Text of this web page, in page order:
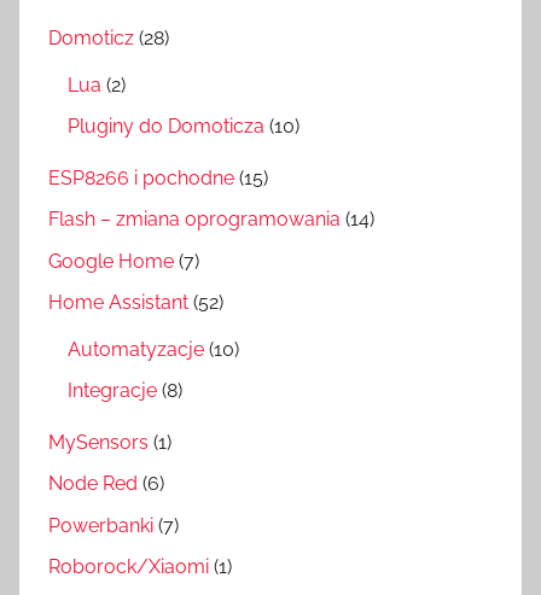
Domoticz (28)
Lua (2)
Pluginy do Domoticza (10)
ESP8266 i pochodne (15)
Flash – zmiana oprogramowania (14)
Google Home (7)
Home Assistant (52)
Automatyzacje (10)
Integracje (8)
MySensors (1)
Node Red (6)
Powerbanki (7)
Roborock/Xiaomi (1)